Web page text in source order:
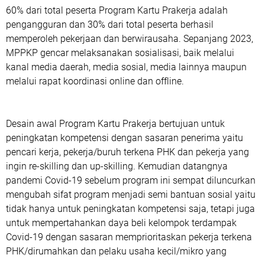
60% dari total peserta Program Kartu Prakerja adalah
pengangguran dan 30% dari total peserta berhasil
memperoleh pekerjaan dan berwirausaha. Sepanjang 2023,
MPPKP gencar melaksanakan sosialisasi, baik melalui
kanal media daerah, media sosial, media lainnya maupun
melalui rapat koordinasi online dan offline.
Desain awal Program Kartu Prakerja bertujuan untuk
peningkatan kompetensi dengan sasaran penerima yaitu
pencari kerja, pekerja/buruh terkena PHK dan pekerja yang
ingin re-skilling dan up-skilling. Kemudian datangnya
pandemi Covid-19 sebelum program ini sempat diluncurkan
mengubah sifat program menjadi semi bantuan sosial yaitu
tidak hanya untuk peningkatan kompetensi saja, tetapi juga
untuk mempertahankan daya beli kelompok terdampak
Covid-19 dengan sasaran memprioritaskan pekerja terkena
PHK/dirumahkan dan pelaku usaha kecil/mikro yang